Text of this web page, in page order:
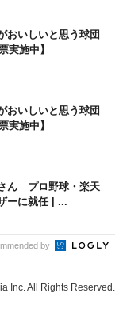
おいしいと思う球団
実施中】
おいしいと思う球団
実施中】
ん プロ野球・楽天
ーに就任 | ...
by
Inc. All Rights Reserved.